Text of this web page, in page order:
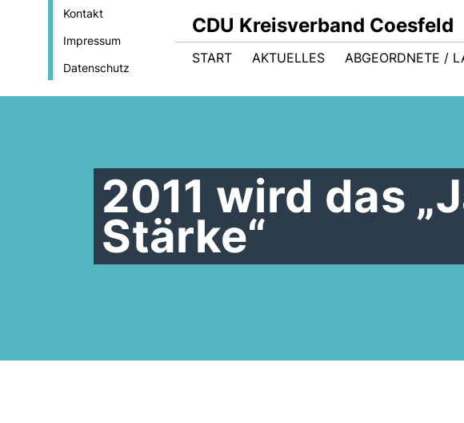
Kontakt
Impressum
Datenschutz
CDU Kreisverband Coesfeld
START AKTUELLES ABGEORDNETE /
2011 wird das
Stärke“